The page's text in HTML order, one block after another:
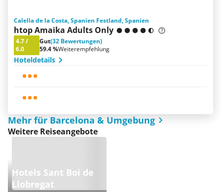
Calella de la Costa, Spanien Festland, Spanien
htop Amaika Adults Only
4.7/
6.0
Gut(32 Bewertungen)
59.4 %Weiterempfehlung
Hoteldetails
Mehr für Barcelona & Umgebung
Weitere Reiseangebote
Hotels Sant Boi de
Llobregat